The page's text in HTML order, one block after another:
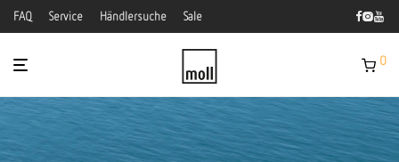
FAQ Service Händlersuche Sale
0